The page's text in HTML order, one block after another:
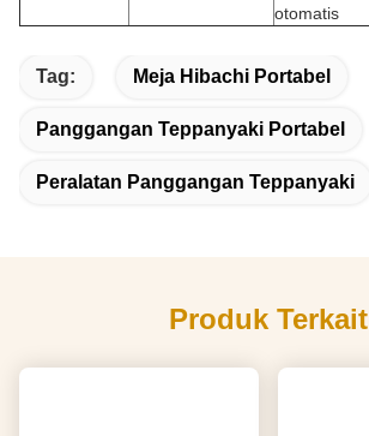
otomatis
Tag: Meja Hibachi Portabel
Panggangan Teppanyaki Portabel
Peralatan Panggangan Teppanyaki
Produk Terkait